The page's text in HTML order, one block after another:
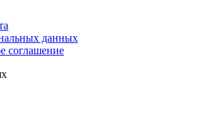
данных
соглашение